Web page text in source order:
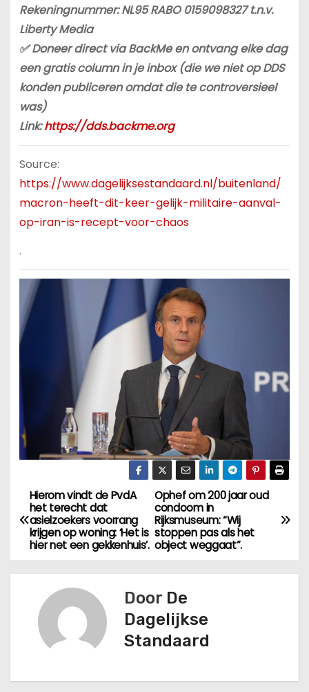
Rekeningnummer: NL95 RABO 0159098327 t.n.v.
Liberty Media
✅ Doneer direct via BackMe en ontvang elke dag
een gratis column in je inbox (die we niet op DDS
konden publiceren omdat die te controversieel
was)
Link:https://dds.backme.org
Source:
https://www.dagelijksestandaard.nl/buitenland/
macron-heeft-dit-keer-gelijk-militaire-aanval-
op-iran-is-recept-voor-chaos
.
B
e
t
Ophef om 200 jaar oud
condoom in
Rijksmuseum: “Wij
stoppen pas als het
object weggaat”.
Hierom vindt de PvdA
het terecht dat
asielzoekers voorrang
krijgen op woning: ‘Het is
hier net een gekkenhuis’.
Door De
Dagelijkse
Standaard